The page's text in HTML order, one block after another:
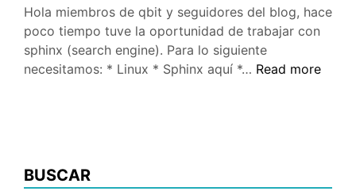
Hola miembros de qbit y seguidores del blog, hace
poco tiempo tuve la oportunidad de trabajar con
sphinx (search engine). Para lo siguiente
necesitamos: * Linux * Sphinx aquí *… Sphinx
Read more
BUSCAR